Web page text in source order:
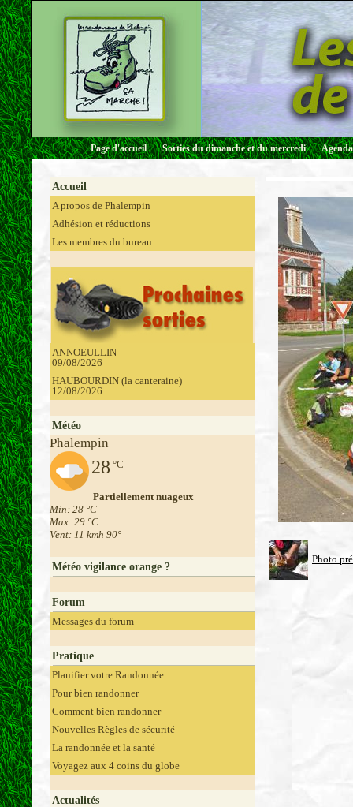
Page d'accueil Sorties du dimanche et du mercredi
Accueil
A propos de Phalempin
Adhésion et réductions
Les membres du bureau
ANNOEULLIN
09/08/2026
HAUBOURDIN (la canteraine)
12/08/2026
Météo
Phalempin
28 °C
Partiellement nuageux
Min: 28 °C
Max: 29 °C
Vent: 11 kmh 90°
Météo vigilance orange ?
Forum
Messages du forum
Pratique
Planifier votre Randonnée
Pour bien randonner
Comment bien randonner
Nouvelles Règles de sécurité
La randonnée et la santé
Voyagez aux 4 coins du globe
Actualités
Photo